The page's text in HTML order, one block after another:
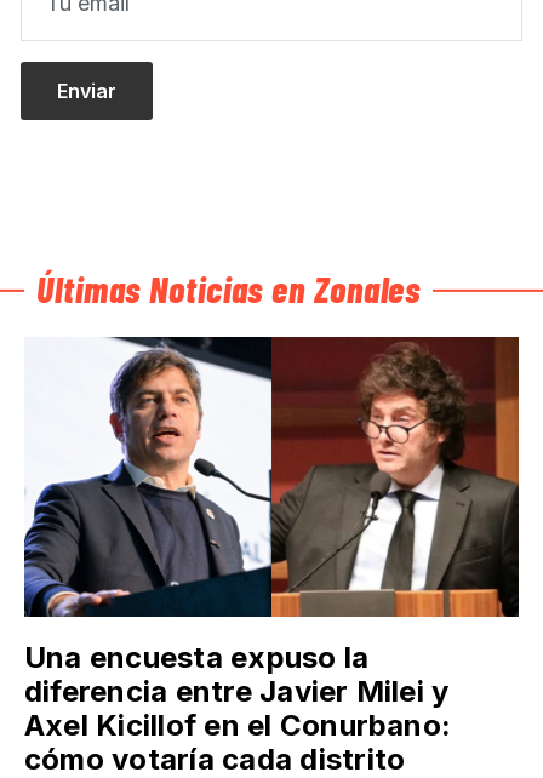
Últimas Noticias en Zonales
Una encuesta expuso la
diferencia entre Javier Milei y
Axel Kicillof en el Conurbano:
cómo votaría cada distrito